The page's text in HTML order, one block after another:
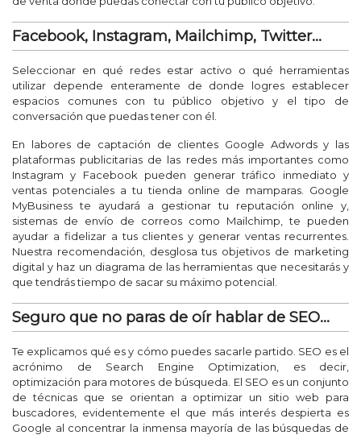
Facebook, Instagram, Mailchimp, Twitter...
Seleccionar en qué redes estar activo o qué herramientas
utilizar depende enteramente de donde logres establecer
espacios comunes con tu público objetivo y el tipo de
conversación que puedas tener con él.
En labores de captación de clientes Google Adwords y las
plataformas publicitarias de las redes más importantes como
Instagram y Facebook pueden generar tráfico inmediato y
ventas potenciales a tu tienda online de mamparas. Google
MyBusiness te ayudará a gestionar tu reputación online y,
sistemas de envío de correos como Mailchimp, te pueden
ayudar a fidelizar a tus clientes y generar ventas recurrentes.
Nuestra recomendación, desglosa tus objetivos de marketing
digital y haz un diagrama de las herramientas que necesitarás y
que tendrás tiempo de sacar su máximo potencial.
Seguro que no paras de oír hablar de SEO...
Te explicamos qué es y cómo puedes sacarle partido. SEO es el
acrónimo de Search Engine Optimization, es decir,
optimización para motores de búsqueda. El SEO es un conjunto
de técnicas que se orientan a optimizar un sitio web para
buscadores, evidentemente el que más interés despierta es
Google al concentrar la inmensa mayoría de las búsquedas de